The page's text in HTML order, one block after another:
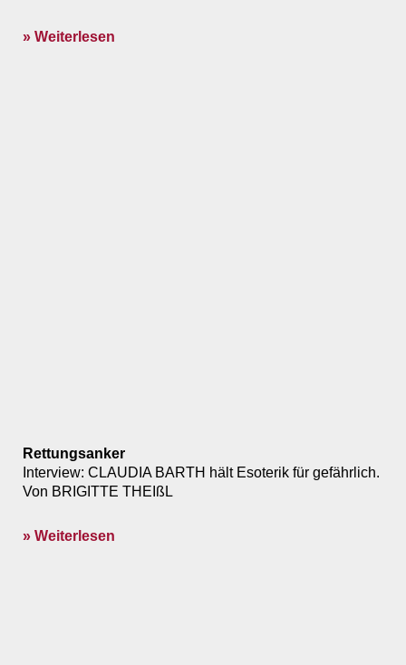
» Weiterlesen
Rettungsanker
Interview: CLAUDIA BARTH hält Esoterik für gefährlich.
Von BRIGITTE THEIßL
» Weiterlesen